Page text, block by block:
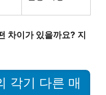
차이가 있을까요? 지
각기 다른 매